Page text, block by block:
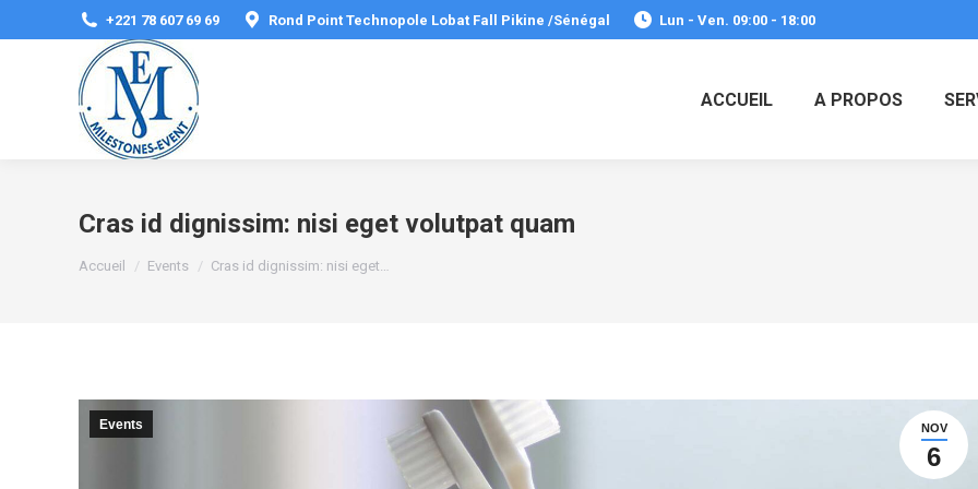
+221 78 607 69 69 Rond Point Technopole Lobat Fall Pikine /Sénégal Lun - Ven. 09:00 - 18:00
ACCUEIL A PROPOS
Cras id dignissim: nisi eget volutpat quam
Vous êtes ici :
Accueil Events Cras id dignissim: nisi eget…
NOV
6
Events